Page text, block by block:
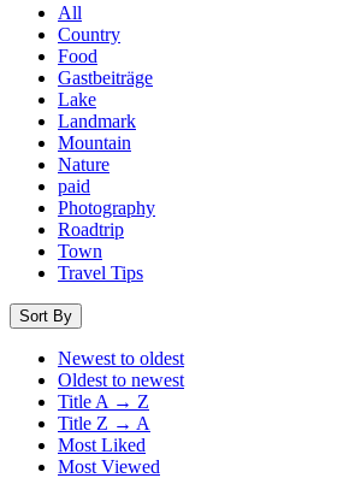
All
Country
Food
Gastbeiträge
Lake
Landmark
Mountain
Nature
paid
Photography
Roadtrip
Town
Travel Tips
Sort By
Newest to oldest
Oldest to newest
Title A → Z
Title Z → A
Most Liked
Most Viewed